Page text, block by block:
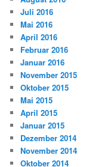
Juli 2016
Mai 2016
April 2016
Februar 2016
Januar 2016
November 2015
Oktober 2015
Mai 2015
April 2015
Januar 2015
Dezember 2014
November 2014
Oktober 2014